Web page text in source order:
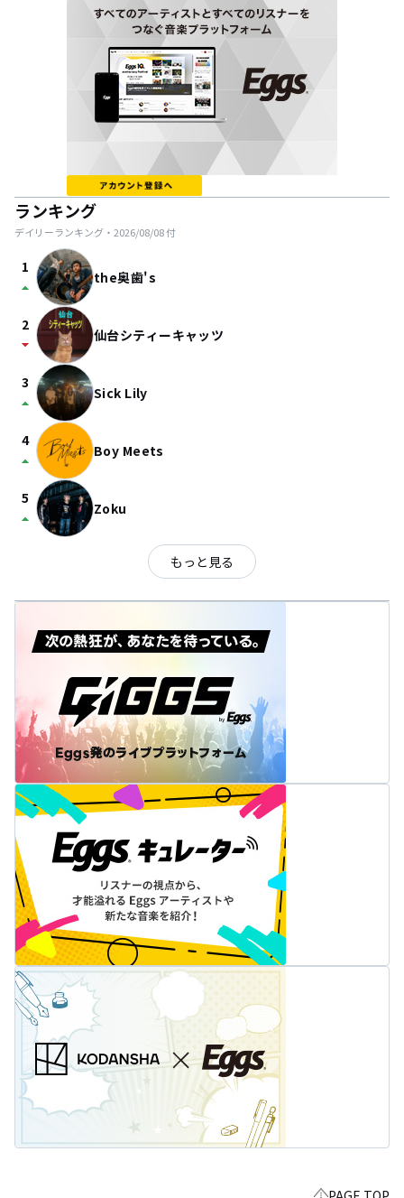
ランキング
デイリーランキング・ 2026/08/08付
1
arrow_drop_up the奥歯's
2
arrow_drop_down 仙台シティーキャッツ
3
arrow_drop_up Sick Lily
4
arrow_drop_up Boy Meets
5
arrow_drop_up Zoku
もっと見る